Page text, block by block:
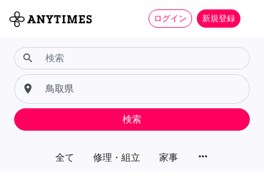
ログイン 新規登録
全て 修理・組立 家事 more_horiz
search
place
検索